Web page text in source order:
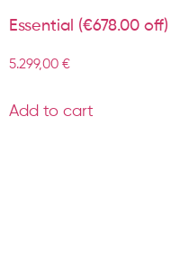
Essential (€678.00 off)
5.299,00 €
Add to cart